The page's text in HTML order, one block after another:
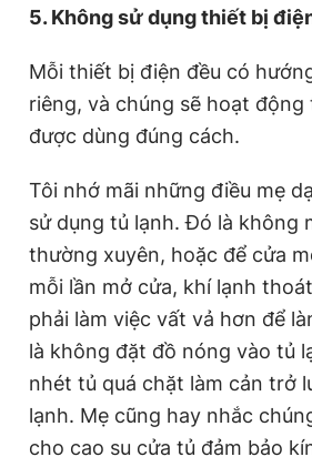
5. Không sử dụng thiết bị
Mỗi thiết bị điện đều có
riêng, và chúng sẽ hoạt
được dùng đúng cách.
Tôi nhớ mãi những điều mẹ
sử dụng tủ lạnh. Đó là không
thường xuyên, hoặc để cửa
mỗi lần mở cửa, khí lạnh
phải làm việc vất vả hơn để
là không đặt đồ nóng vào tủ
nhét tủ quá chặt làm cản trở
lạnh. Mẹ cũng hay nhắc
cho cao su cửa tủ đảm bảo